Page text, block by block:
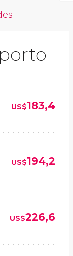
US$183,4
US$194,2
US$226,6